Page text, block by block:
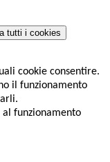
tutti i cookies
cookie consentire.
il funzionamento
al funzionamento